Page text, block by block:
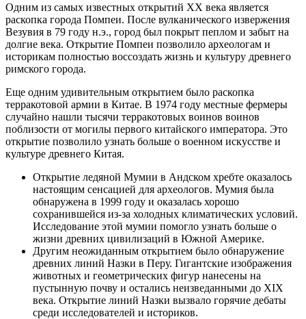
Одним из самых известных открытий XX века является
раскопка города Помпеи. После вулканического извержения
Везувия в 79 году н.э., город был покрыт пеплом и забыт на
долгие века. Открытие Помпеи позволило археологам и
историкам полностью воссоздать жизнь и культуру древнего
римского города.
Еще одним удивительным открытием было раскопка
терракотовой армии в Китае. В 1974 году местные фермеры
случайно нашли тысячи терракотовых воинов воинов
поблизости от могилы первого китайского императора. Это
открытие позволило узнать больше о военном искусстве и
культуре древнего Китая.
Открытие ледяной Мумии в Андском хребте оказалось
настоящим сенсацией для археологов. Мумия была
обнаружена в 1999 году и оказалась хорошо
сохранившейся из-за холодных климатических условий.
Исследование этой мумии помогло узнать больше о
жизни древних цивилизаций в Южной Америке.
Другим неожиданным открытием было обнаружение
древних линий Назки в Перу. Гигантские изображения
животных и геометрических фигур нанесены на
пустынную почву и остались неизведанными до XIX
века. Открытие линий Назки вызвало горячие дебаты
среди исследователей и историков.